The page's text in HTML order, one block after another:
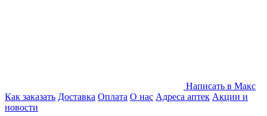
Написать в Макс
Как заказать Доставка Оплата О нас Адреса аптек Акции и
новости